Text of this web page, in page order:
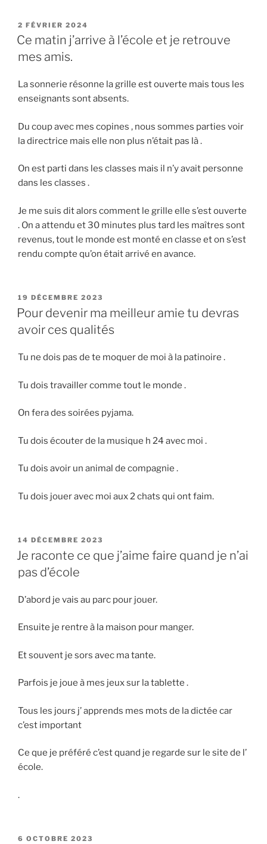
PUBLIÉ
LE
2 FÉVRIER 2024
Ce matin j’arrive à l’école et je retrouve
mes amis.
La sonnerie résonne la grille est ouverte mais tous les
enseignants sont absents.
Du coup avec mes copines , nous sommes parties voir
la directrice mais elle non plus n’était pas là .
On est parti dans les classes mais il n’y avait personne
dans les classes .
Je me suis dit alors comment le grille elle s’est ouverte
. On a attendu et 30 minutes plus tard les maîtres sont
revenus, tout le monde est monté en classe et on s’est
rendu compte qu’on était arrivé en avance.
PUBLIÉ
LE
19 DÉCEMBRE 2023
Pour devenir ma meilleur amie tu devras
avoir ces qualités
Tu ne dois pas de te moquer de moi à la patinoire .
Tu dois travailler comme tout le monde .
On fera des soirées pyjama.
Tu dois écouter de la musique h 24 avec moi .
Tu dois avoir un animal de compagnie .
Tu dois jouer avec moi aux 2 chats qui ont faim.
PUBLIÉ
LE
14 DÉCEMBRE 2023
Je raconte ce que j’aime faire quand je n’ai
pas d’école
D’abord je vais au parc pour jouer.
Ensuite je rentre à la maison pour manger.
Et souvent je sors avec ma tante.
Parfois je joue à mes jeux sur la tablette .
Tous les jours j’ apprends mes mots de la dictée car
c’est important
Ce que je préféré c’est quand je regarde sur le site de l’
école.
.
PUBLIÉ
6 OCTOBRE 2023